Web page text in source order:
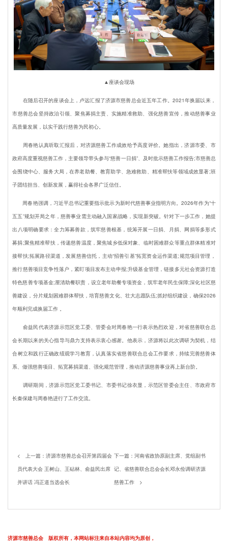
▲座谈会现场
在随后召开的座谈会上，卢远汇报了济源市慈善总会近五年工作。2021年换届以来，
市慈善总会坚持政治引领、聚焦募捐主责、实施精准救助、强化慈善宣传，推动慈善事业
高质量发展，以实干践行慈善为民初心。
周春艳认真听取汇报后，对济源慈善工作成效给予高度评价。她指出，济源市委、市
政府高度重视慈善工作，主要领导带头参与“慈善一日捐”、及时批示慈善工作报告;市慈善总
会围绕中心、服务大局，在养老助餐、教育助学、急难救助、精准帮扶等领域成效显著;班
子团结担当、创新发展，赢得社会各界广泛信任。
周春艳强调，习近平总书记重要指示批示为新时代慈善事业指明方向。2026年作为“十
五五”规划开局之年，慈善事业需主动融入国家战略，实现新突破。针对下一步工作，她提
出八项明确要求：全力筹募善款，筑牢慈善根基，统筹开展一日捐、月捐、网捐等多形式
募捐;聚焦精准帮扶，传递慈善温度，聚焦城乡低保对象、临时困难群众等重点群体精准对
接帮扶;拓展路径渠道，发展慈善信托，主动“招善引基”拓宽资金运作渠道;规范项目管理，
推行慈善项目竞争性落户，紧盯项目发布主动申报;升级基金管理，链接多元社会资源打造
特色慈善专项基金;厘清助餐职责，设立老年助餐专项资金，筑牢老年民生保障;深化社区慈
善建设，分片规划困难群体帮扶，培育慈善文化、壮大志愿队伍;抓好组织建设，确保2026
年顺利完成换届工作 。
俞益民代表济源示范区党工委、管委会对周春艳一行表示热烈欢迎，对省慈善联合总
会长期以来的关心指导与鼎力支持表示衷心感谢。他表示，济源将以此次调研为契机，结
合树立和践行正确政绩观学习教育，认真落实省慈善联合总会工作要求，持续完善慈善体
系、做强慈善项目、拓宽募捐渠道、强化规范管理，推动济源慈善事业再上新台阶。
调研期间，济源示范区党工委书记、市委书记徐衣显，示范区管委会主任、市政府市
长秦保建与周春艳进行了工作交流。
< 上一篇：济源市慈善总会召开第四届会
员代表大会 王树山、王砧林、俞益民出席
并讲话 冯正道当选会长
下一篇： 河南省政协原副主席、党组副书
记、省慈善联合总会会长邓永俭调研济源
慈善工作>
济源市慈善总会 版权所有，本网站标注来自本站内容均为原创，